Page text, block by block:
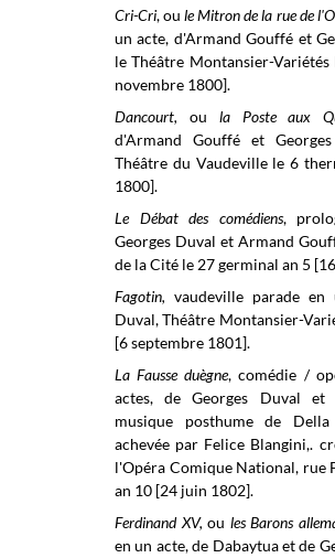
Cri-Cri, oule Mitron de la rue de
un acte, d'Armand Gouffé et
le Théâtre Montansier-
novembre 1800].
Dancourt, ou la Poste aux
d'Armand Gouffé et
Théâtre du Vaudeville le6
1800].
Le Débat des comédiens,
Georges Duval et Armand
de la Cité le 27 germinal an 5
Fagotin, vaudeville parade en
Duval, Théâtre Montansier-
[6 septembre 1801].
La Fausse duègne, comédie /
actes, deGeorges Duval et
musique posthume de
achevée par Felice Blangini,.
l'Opéra Comique National, rue
an 10 [24 juin 1802].
Ferdinand XV, ou les Barons
en un acte, de Dabaytua et de